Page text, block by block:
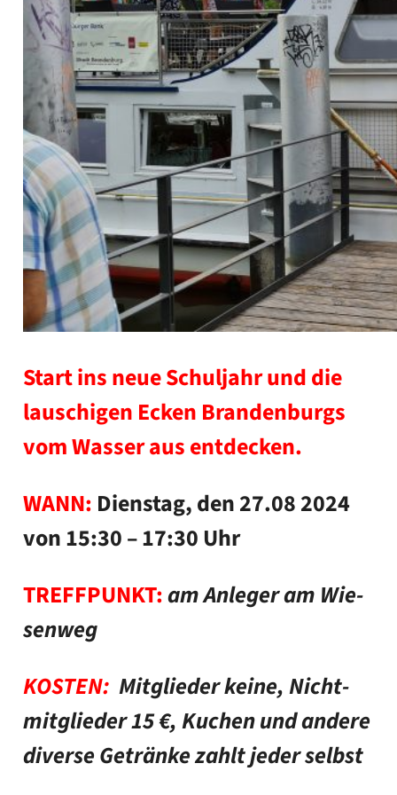
Start ins neue Schul­jahr und die
lau­schi­gen Ecken Bran­den­burgs
vom Was­ser aus ent­de­cken.
WANN: Diens­tag, den 27.08 2024
von 15:30 – 17:30 Uhr
TREFFPUNKT:am Anle­ger am Wie­
sen­weg
KOSTEN: Mit­glie­der kei­ne,Nicht­
mit­glie­der 15 €, Kuchen und ande­re
diver­se Geträn­ke zahlt jeder selbst